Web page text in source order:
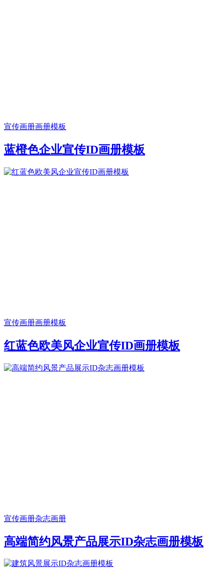
宣传画册画册模板
蓝橙色企业宣传ID画册模板
宣传画册画册模板
红蓝色欧美风企业宣传ID画册模板
宣传画册杂志画册
高端简约风景产品展示ID杂志画册模板